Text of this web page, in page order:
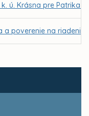
ú. Krásna pre Patrika
a poverenie na riadenie